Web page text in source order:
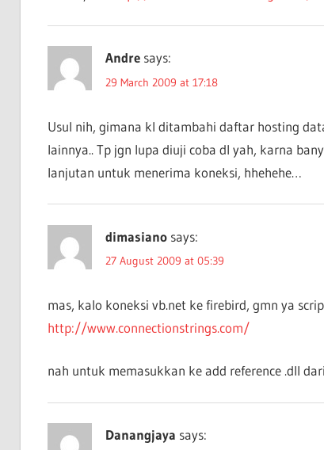
Andre says:
29 March 2009 at 17:18
Usul nih, gimana kl ditambahi daftar hosting
lainnya.. Tp jgn lupa diuji coba dl yah, karna
lanjutan untuk menerima koneksi, hhehehe…
dimasiano says:
27 August 2009 at 05:39
mas, kalo koneksi vb.net ke firebird, gmn ya
http://www.connectionstrings.com/
nah untuk memasukkan ke add reference .dll
Danangjaya says: